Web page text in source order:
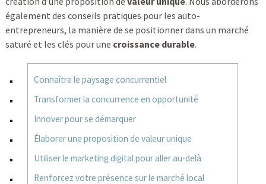
également des conseils pratiques pour les auto-
entrepreneurs, la manière de se positionner dans un marché
saturé et les clés pour une croissance durable.
Connaître le paysage concurrentiel
Transformer la concurrence en opportunité
Innover pour se démarquer
Élaborer une proposition de valeur unique
Utiliser le marketing digital pour aller au-delà
Renforcez votre présence sur le marché local